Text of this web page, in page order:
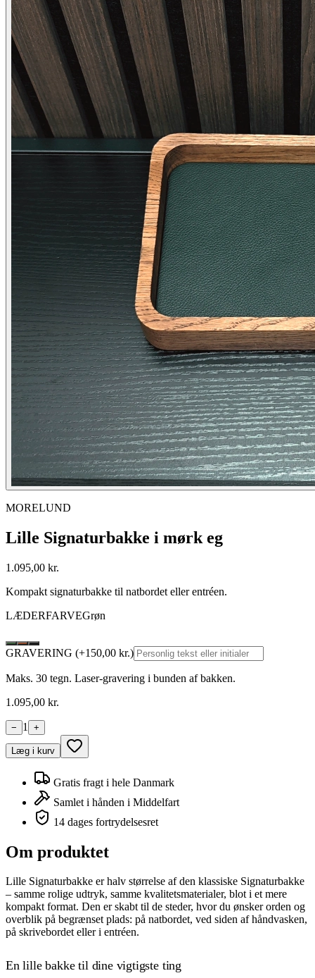
MORELUND
Lille Signaturbakke i mørk eg
1.095,00 kr.
Kompakt signaturbakke til natbordet eller entréen.
LÆDERFARVEGrøn
GRAVERING (+150,00 kr.)
Maks. 30 tegn. Laser-gravering i bunden af bakken.
1.095,00 kr.
− 1 +
Læg i kurv
Gratis fragt i hele Danmark
Samlet i hånden i Middelfart
14 dages fortrydelsesret
Om produktet
Lille Signaturbakke er halv størrelse af den klassiske Signaturbakke
– samme rolige udtryk, samme kvalitetsmaterialer, blot i et mere
kompakt format. Den er skabt til de steder, hvor du ønsker orden og
overblik på begrænset plads: på natbordet, ved siden af håndvasken,
på skrivebordet eller i entréen.
En lille bakke til dine vigtigste ting